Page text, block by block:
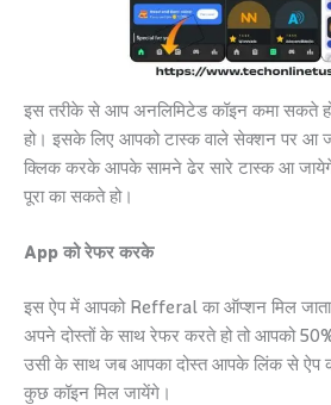
इस तरीके से आप अनलिमिटेड कॉइन कमा सकते
हो। इसके लिए आपको टास्क वाले सेक्शन पर आ
क्लिक करके आपके सामने ढेर सारे टास्क आ
पूरा का सकते हो।
App को रेफर करके
इस ऐप में आपको Refferal का ऑप्शन मिल
अपने दोस्तों के साथ रेफर करते हो तो आपको
उसी के साथ जब आपका दोस्त आपके लिंक से ऐप
कुछ कॉइन मिल जायेंगे।